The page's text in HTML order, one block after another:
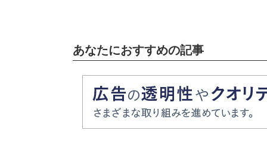
あなたにおすすめの記事